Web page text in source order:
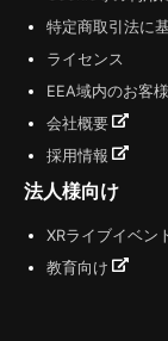
特定商取引法に
ライセンス
EEA域内のお客
会社概要
採用情報
法人様向け
XRライブイベン
教育向け